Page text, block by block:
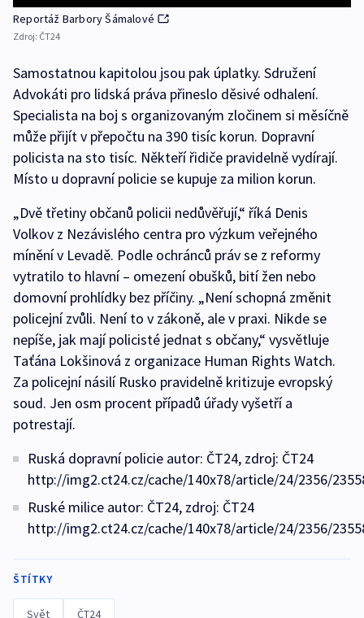
Reportáž Barbory Šámalové
Zdroj: ČT24
Samostatnou kapitolou jsou pak úplatky. Sdružení
Advokáti pro lidská práva přineslo děsivé odhalení.
Specialista na boj s organizovaným zločinem si měsíčně
může přijít v přepočtu na 390 tisíc korun. Dopravní
policista na sto tisíc. Někteří řidiče pravidelně vydírají.
Místo u dopravní policie se kupuje za milion korun.
„Dvě třetiny občanů policii nedůvěřují,“ říká Denis
Volkov z Nezávislého centra pro výzkum veřejného
mínění v Levadě. Podle ochránců práv se z reformy
vytratilo to hlavní – omezení obušků, bití žen nebo
domovní prohlídky bez příčiny. „Není schopná změnit
policejní zvůli. Není to v zákoně, ale v praxi. Nikde se
nepíše, jak mají policisté jednat s občany,“ vysvětluje
Taťána Lokšinová z organizace Human Rights Watch.
Za policejní násilí Rusko pravidelně kritizuje evropský
soud. Jen osm procent případů úřady vyšetří a
potrestají.
Ruská dopravní policie autor: ČT24, zdroj: ČT24
http://img2.ct24.cz/cache/140x78/article/24/2356/
Ruské milice autor: ČT24, zdroj: ČT24
http://img2.ct24.cz/cache/140x78/article/24/2356/
ŠTÍTKY
Svět ČT24